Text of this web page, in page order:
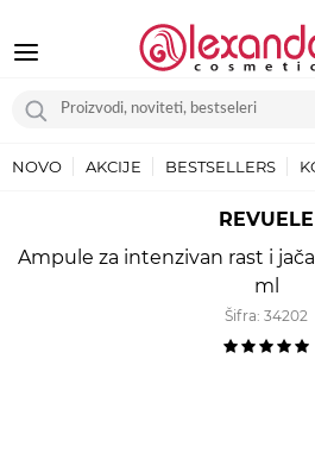
NOVO AKCIJE BESTSELLERS
REVUELE
Ampule za intenzivan rast i
ml
Šifra: 34202